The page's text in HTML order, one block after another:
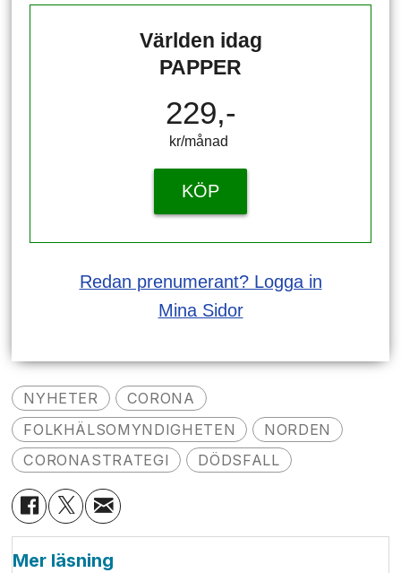
Världen idag
PAPPER
229,-
kr/månad ​​​​​​
KÖP
Redan prenumerant? Logga in
Mina Sidor
NYHETER
CORONA
FOLKHÄLSOMYNDIGHETEN
NORDEN
CORONASTRATEGI
DÖDSFALL
Mer läsning